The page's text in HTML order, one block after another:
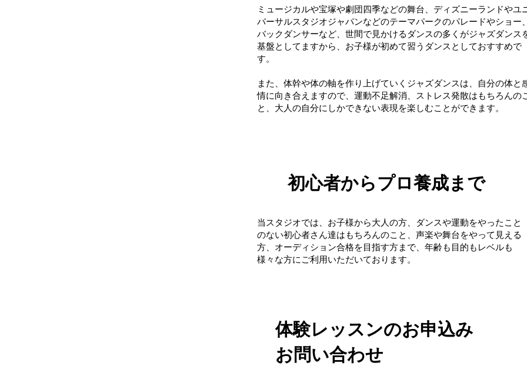
ミュージカルや宝塚や劇団四季などの舞台、ディズニーランドやユ
バーサルスタジオジャパンなどのテーマパークのパレードやショー、
バックダンサーなど、世間で見かけるダンスの多くがジャズダンス
基盤としてますから、お子様が初めて習うダンスとしておすすめで
す。
また、体幹や体の軸を作り上げていくジャズダンスは、自分の体と
情に向き合えますので、運動不足解消、ストレス発散はもちろんの
と、大人の自分にしかできない表現を楽しむことができます。
​初心者からプロ養成まで
当スタジオでは、お子様から大人の方、ダンスや運動をやったこと
のない初心者さん達はもちろんのこと、声楽や舞台をやって見える
方、オーディション合格を目指す方まで、年齢も目的もレベルも
様々な方にご利用いただいております。
体験レッスンのお申込み
お問い合わせ